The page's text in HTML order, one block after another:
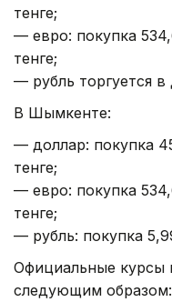
тенге;
— евро: покупка
тенге;
— рубль торгуется
В Шымкенте:
— доллар: покупка
тенге;
— евро: покупка
тенге;
— рубль: покупка
Официальные курсы
следующим образом: